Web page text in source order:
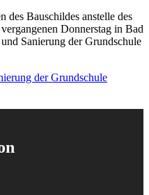
des Bauschildes anstelle des
Donnerstag in Bad
Sanierung der Grundschule
der Grundschule